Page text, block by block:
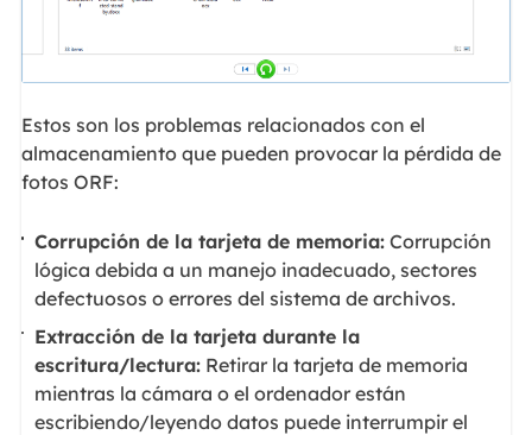
Estos son los problemas relacionados con el
almacenamiento que pueden provocar la pérdida de
fotos ORF:
Corrupción de la tarjeta de memoria: Corrupción
lógica debida a un manejo inadecuado, sectores
defectuosos o errores del sistema de archivos.
Extracción de la tarjeta durante la
escritura/lectura: Retirar la tarjeta de memoria
mientras la cámara o el ordenador están
escribiendo/leyendo datos puede interrumpir el